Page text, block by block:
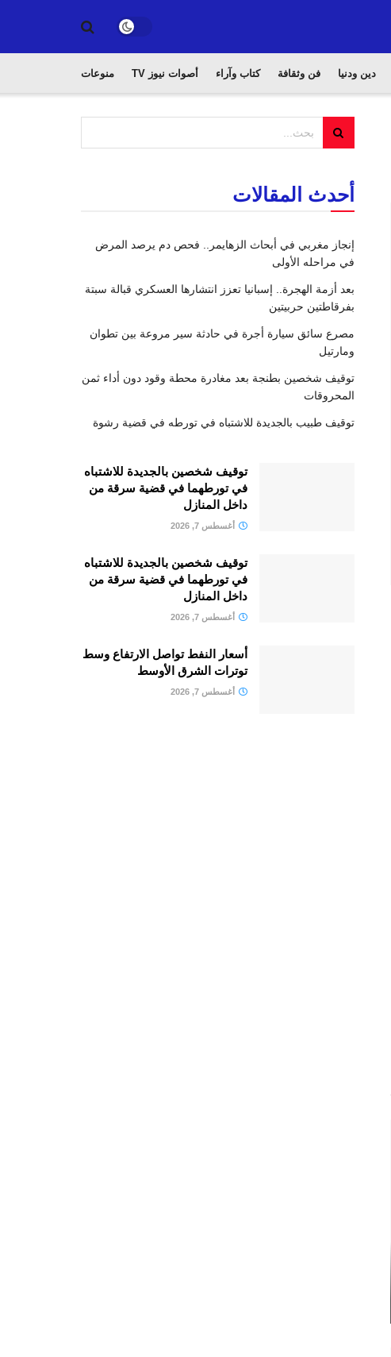
دين ودنيا فن وثقافة كتاب وآراء أصوات نيوز TV منوعات
أحدث المقالات
إنجاز مغربي في أبحاث الزهايمر.. فحص دم يرصد المرض
في مراحله الأولى
بعد أزمة الهجرة.. إسبانيا تعزز انتشارها العسكري قبالة سبتة
بفرقاطتين حربيتين
مصرع سائق سيارة أجرة في حادثة سير مروعة بين تطوان
ومارتيل
توقيف شخصين بطنجة بعد مغادرة محطة وقود دون أداء ثمن
المحروقات
توقيف طبيب بالجديدة للاشتباه في تورطه في قضية رشوة
توقيف شخصين بالجديدة للاشتباه
في تورطهما في قضية سرقة من
داخل المنازل
أغسطس 7, 2026
توقيف شخصين بالجديدة للاشتباه
في تورطهما في قضية سرقة من
داخل المنازل
أغسطس 7, 2026
أسعار النفط تواصل الارتفاع وسط
توترات الشرق الأوسط
أغسطس 7, 2026